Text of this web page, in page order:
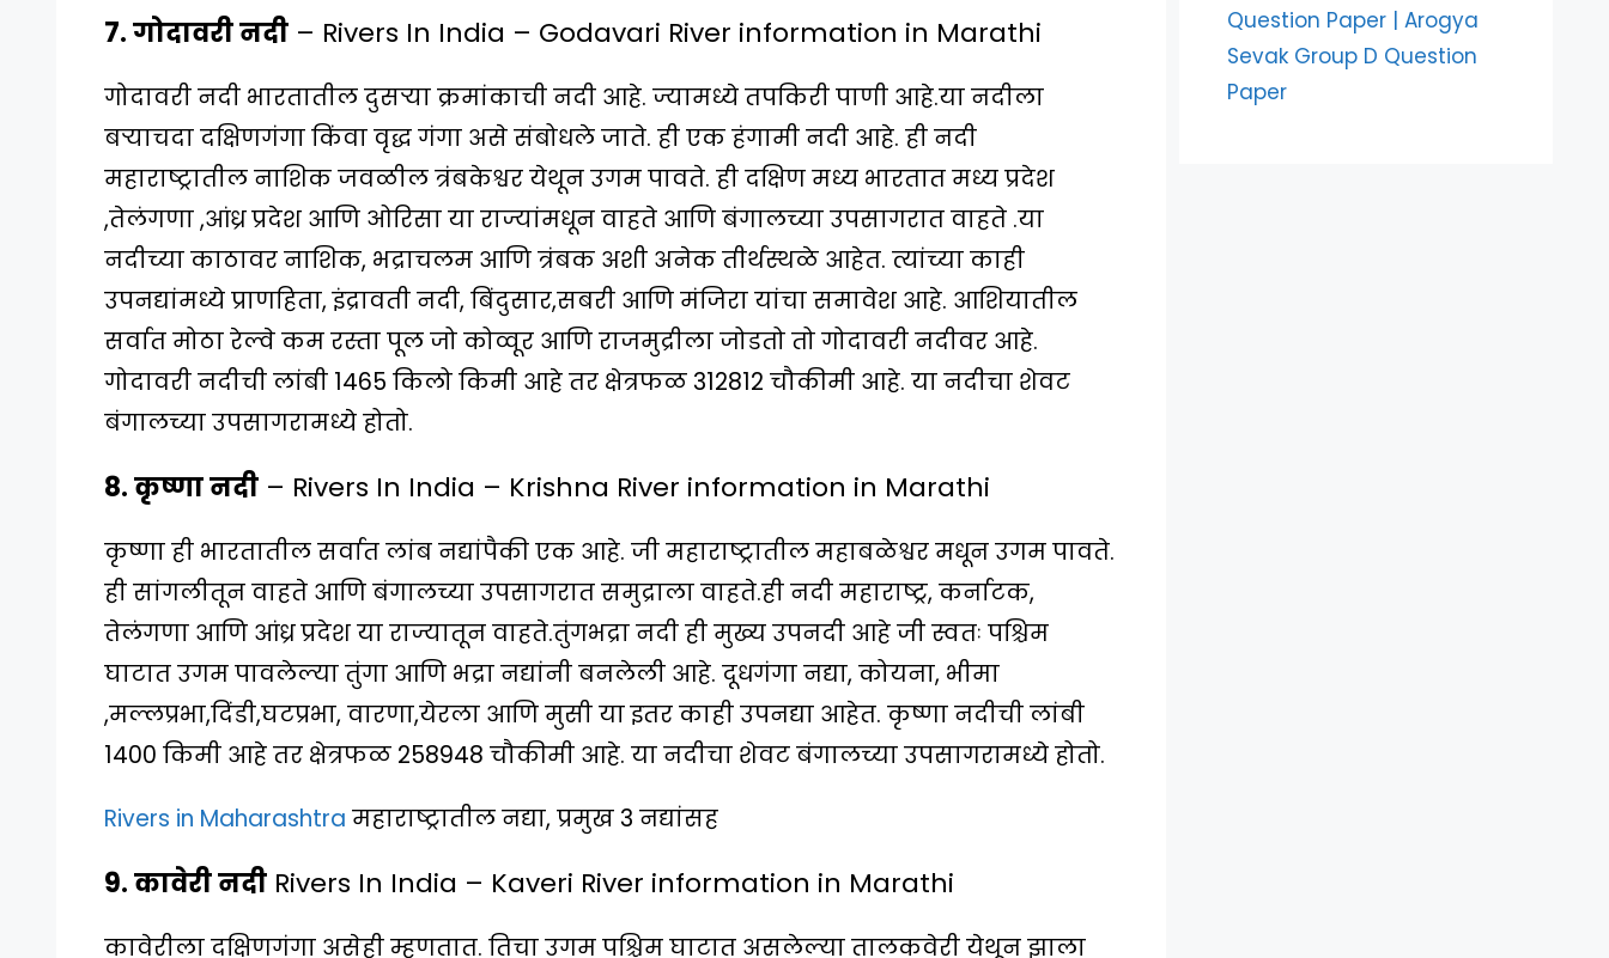
7. गोदावरी नदी – Rivers In India – Godavari River information in Marathi
गोदावरी नदी भारतातील दुसऱ्या क्रमांकाची नदी आहे. ज्यामध्ये तपकिरी पाणी आहे.या नदीला
बऱ्याचदा दक्षिणगंगा किंवा वृद्ध गंगा असे संबोधले जाते. ही एक हंगामी नदी आहे. ही नदी
महाराष्ट्रातील नाशिक जवळील त्रंबकेश्वर येथून उगम पावते. ही दक्षिण मध्य भारतात मध्य प्रदेश
,तेलंगणा ,आंध्र प्रदेश आणि ओरिसा या राज्यांमधून वाहते आणि बंगालच्या उपसागरात वाहते .या
नदीच्या काठावर नाशिक, भद्राचलम आणि त्रंबक अशी अनेक तीर्थस्थळे आहेत. त्यांच्या काही
उपनद्यांमध्ये प्राणहिता, इंद्रावती नदी, बिंदुसार,सबरी आणि मंजिरा यांचा समावेश आहे. आशियातील
सर्वात मोठा रेल्वे कम रस्ता पूल जो कोव्वूर आणि राजमुद्रीला जोडतो तो गोदावरी नदीवर आहे.
गोदावरी नदीची लांबी 1465 किलो किमी आहे तर क्षेत्रफळ 312812 चौकीमी आहे. या नदीचा शेवट
बंगालच्या उपसागरामध्ये होतो.
8. कृष्णा नदी – Rivers In India – Krishna River information in Marathi
कृष्णा ही भारतातील सर्वात लांब नद्यांपैकी एक आहे. जी महाराष्ट्रातील महाबळेश्वर मधून उगम पावते.
ही सांगलीतून वाहते आणि बंगालच्या उपसागरात समुद्राला वाहते.ही नदी महाराष्ट्र, कर्नाटक,
तेलंगणा आणि आंध्र प्रदेश या राज्यातून वाहते.तुंगभद्रा नदी ही मुख्य उपनदी आहे जी स्वतः पश्चिम
घाटात उगम पावलेल्या तुंगा आणि भद्रा नद्यांनी बनलेली आहे. दूधगंगा नद्या, कोयना, भीमा
,मल्लप्रभा,दिंडी,घटप्रभा, वारणा,येरला आणि मुसी या इतर काही उपनद्या आहेत. कृष्णा नदीची लांबी
1400 किमी आहे तर क्षेत्रफळ 258948 चौकीमी आहे. या नदीचा शेवट बंगालच्या उपसागरामध्ये होतो.
Rivers in Maharashtra महाराष्ट्रातील नद्या, प्रमुख 3 नद्यांसह
9. कावेरी नदी Rivers In India – Kaveri River information in Marathi
कावेरीला दक्षिणगंगा असेही म्हणतात. तिचा उगम पश्चिम घाटात असलेल्या तालकवेरी येथून झाला
Question Paper | Arogya
Sevak Group D Question
Paper